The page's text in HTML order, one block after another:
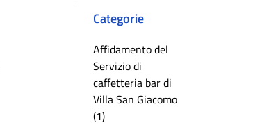
Categorie
Affidamento del
Servizio di
caffetteria bar di
Villa San Giacomo
(1)